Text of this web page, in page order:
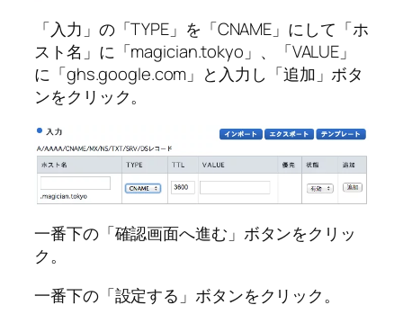
「入力」の「TYPE」を「CNAME」にして「ホ
スト名」に「magician.tokyo」、「VALUE」
に「ghs.google.com」と入力し「追加」ボタ
ンをクリック。
一番下の「確認画面へ進む」ボタンをクリッ
ク。
一番下の「設定する」ボタンをクリック。